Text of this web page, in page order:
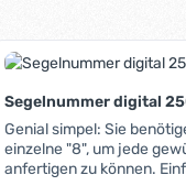
Segelnummer digital
Genial simpel: Sie
einzelne "8", um jede
anfertigen zu können.